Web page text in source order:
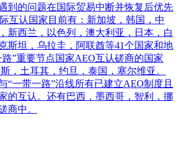
到的问题在国际贸易中断并恢复后优先
互认国家目前有：新加坡，韩国，中
新西兰，以色列，澳大利亚，日本，白
斯坦，乌拉圭，阿联酋等41个国家和地
”重要节点国家AEO互认磋商的国家
，土耳其，约旦，泰国，塞尔维亚。
“一带一路”沿线所有已建立AEO制度且
的互认。还有巴西，墨西哥，智利，挪
商中。